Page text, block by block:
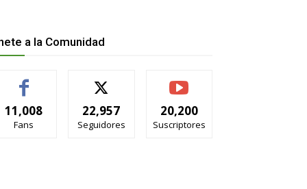
a la Comunidad
11,008
Fans
22,957
Seguidores
20,200
Suscriptores